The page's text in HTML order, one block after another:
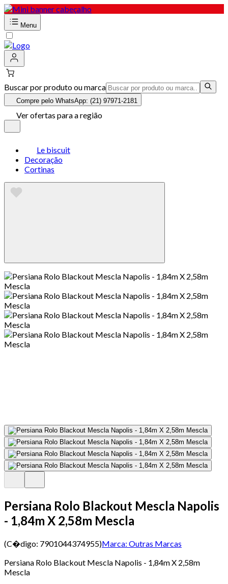
Menu
Buscar por produto ou marca
Compre pelo WhatsApp: (21) 97971-2181
Ver ofertas para a região
Le biscuit
Decoração
Cortinas
Persiana Rolo Blackout Mescla Napolis
- 1,84m X 2,58m Mescla
(C�digo: 7901044374955)Marca: Outras Marcas
Persiana Rolo Blackout Mescla Napolis - 1,84m X 2,58m
Mescla